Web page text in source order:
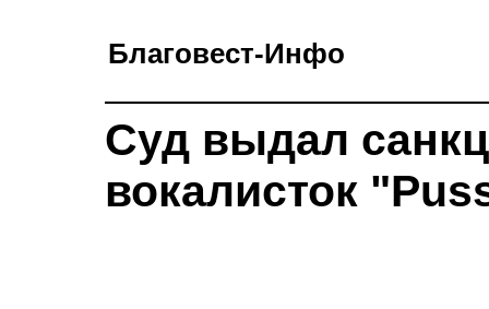
Благовест-Инфо
Суд выдал
вокалисток